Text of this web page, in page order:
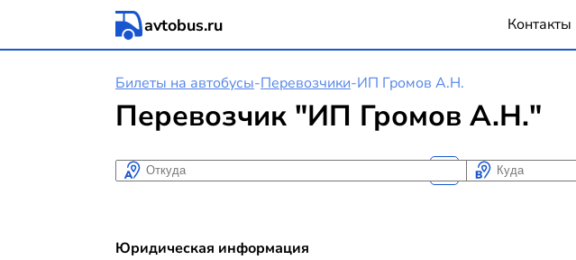
avtobus.ru Контакты
Билеты на автобусы-Перевозчики-ИП Громов А.Н.
Перевозчик "ИП Громов А.Н."
Откуда Куда
Юридическая информация